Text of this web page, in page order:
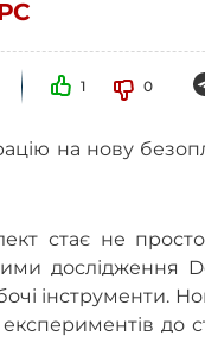
1 0
на нову
стає не
дослідження
інструменти.
до